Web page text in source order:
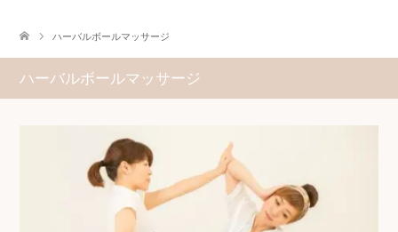
ハーバルボールマッサージ
ハーバルボールマッサージ